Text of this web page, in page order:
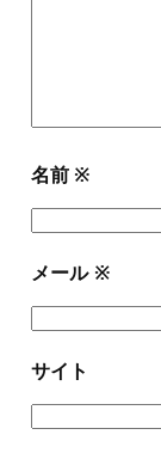
名前 ※
メール ※
サイト